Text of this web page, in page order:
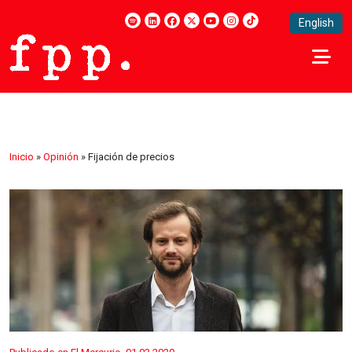
English
Inicio » Opinión » Fijación de precios